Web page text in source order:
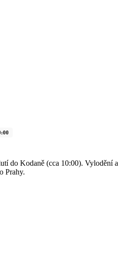
do Kodaně (cca 10:00). Vylodění a
Prahy.